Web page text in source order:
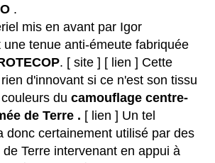
.
mis en avant par Igor
une tenue anti-émeute fabriquée
. [ site ] [ lien ] Cette
d'innovant si ce n'est son tissu
du camouflage centre-
de Terre . [ lien ] Un tel
donc certainement utilisé par des
Terre intervenant en appui à